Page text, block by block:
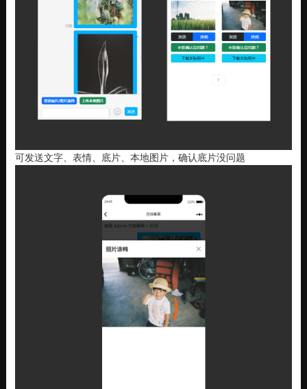
可发送文字、表情、底片、本地图片，确认底片没问题